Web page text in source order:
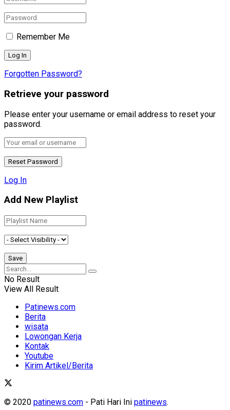
Remember Me
Forgotten Password?
Retrieve your password
Please enter your username or email address to reset your
password.
Log In
Add New Playlist
No Result
View All Result
Patinews.com
Berita
wisata
Lowongan Kerja
Kontak
Youtube
Kirim Artikel/Berita
© 2020 patinews.com - Pati Hari Ini patinews.